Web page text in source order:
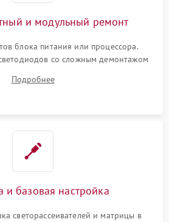
и модульный ремонт
блока питания или процессора.
со сложным демонтажом
поврежденных дорожек,
памяти EEPROM
Подробнее
и базовая настройка
светорассеивателей и матрицы в